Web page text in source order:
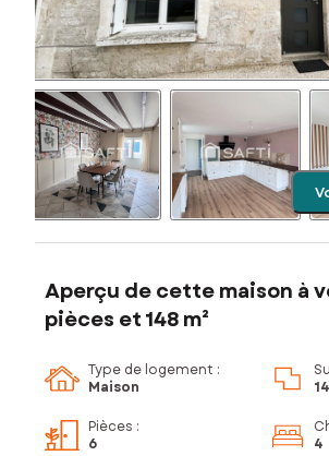
Aperçu de cette maison à
pièces et 148 m²
Type de logement :
Maison
Pièces :
6
4